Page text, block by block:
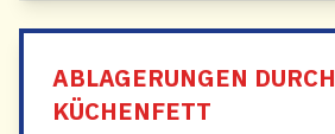
ABLAGERUNGEN DURCH
KÜCHENFETT